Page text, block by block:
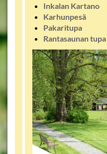
Inkalan Kartano
Karhunpesä
Pakaritupa
Rantasaunan tupa